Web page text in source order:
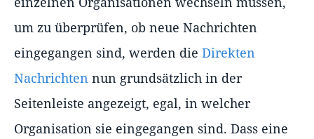
um zu überprüfen, ob neue Nachrichten
eingegangen sind, werden die Direkten
Nachrichten nun grundsätzlich in der
Seitenleiste angezeigt, egal, in welcher
Organisation sie eingegangen sind. Dass eine